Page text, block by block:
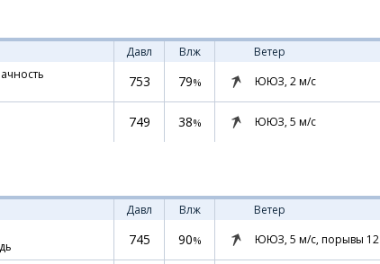
Давл Влж
Ветер
753 79% ЮЮЗ, 2м/с
749 38% ЮЮЗ, 5 м/с
Давл Влж
Ветер
745 90% ЮЮЗ, 5 м/с, порывы 12